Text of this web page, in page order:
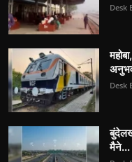
Desk
Desk
मैने...